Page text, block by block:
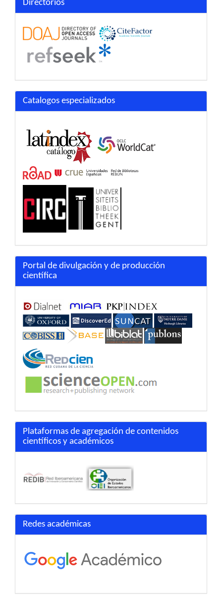
Directorios
Catalogos especializados
Portal de divulgación y de producción
científica
Plataformas de agregación de contenidos
científicos y académicos
Redes académicas